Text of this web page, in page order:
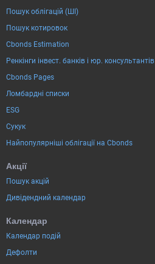
Пошук облігацій (ШІ)
Пошук котировок
Cbonds Estimation
Ренкінги інвест. банків і юр. консультантів
Cbonds Pages
Ломбардні списки
ESG
Сукук
Найпопулярніші облігації на Cbonds
Акції
Пошук акцій
Дивідендний календар
Календар
Календар подій
Дефолти